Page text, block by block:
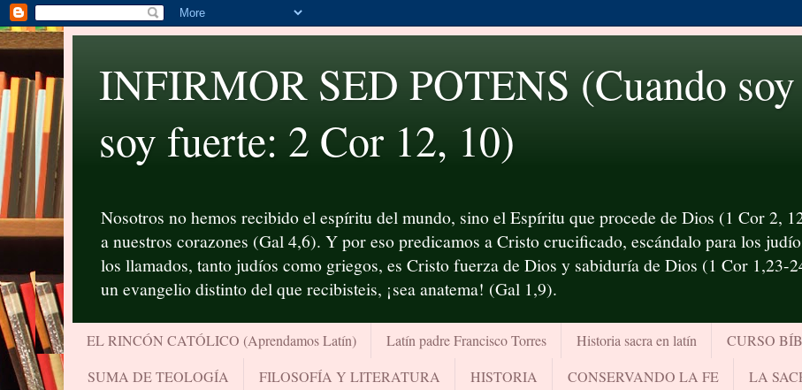
INFIRMOR SED POTENS (Cuando soy
soy fuerte: 2 Cor 12, 10)
Nosotros no hemos recibido el espíritu del mundo, sino el Espíritu que procede de Dios (1 Cor 2,
a nuestros corazones (Gal 4,6). Y por eso predicamos a Cristo crucificado, escándalo para los
los llamados, tanto judíos como griegos, es Cristo fuerza de Dios y sabiduría de Dios (1 Cor 1,23-
un evangelio distinto del que recibisteis, ¡sea anatema! (Gal 1,9).
EL RINCÓN CATÓLICO (Aprendamos Latín) Latín padre Francisco Torres Historia sacra en latín CURSO
SUMA DE TEOLOGÍA
FILOSOFÍA Y LITERATURA HISTORIA CONSERVANDO LA FE
LA